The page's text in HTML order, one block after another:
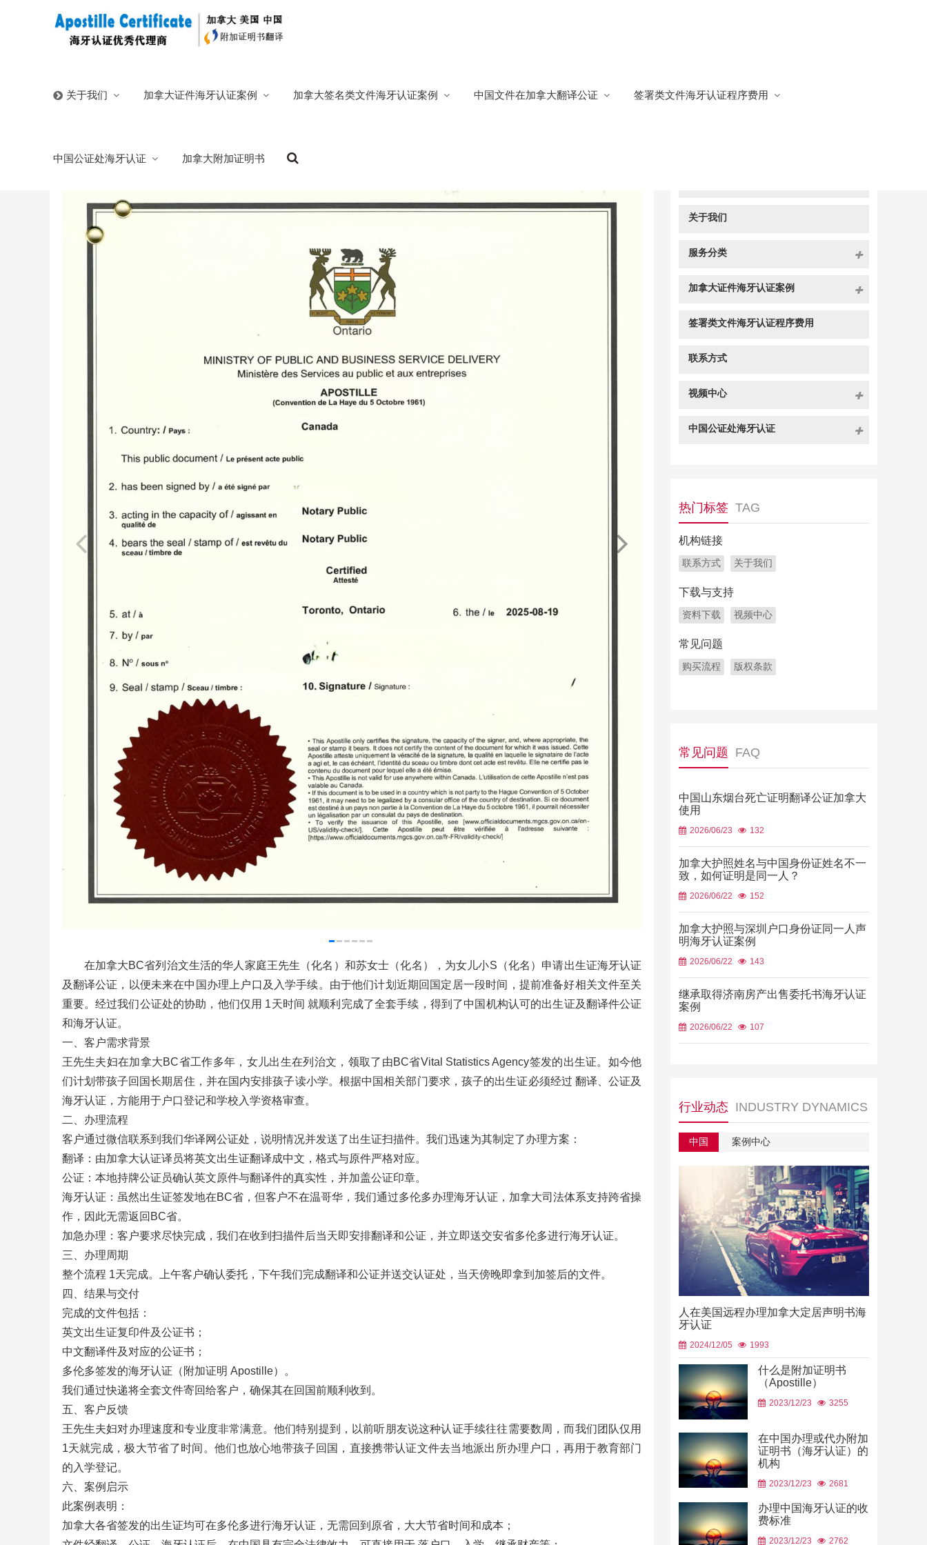
关于我们 加拿大证件海牙认证案例 加拿大签名类文件海牙认证案例 中国文件在加拿大翻译公证 签署类文件海牙认证程序费用
中国公证处海牙认证 加拿大附加证明书
2025/09/01 分类: 官方博客 650
在加拿大BC省列治文生活的华人家庭王先生（化名）和苏女士（化名），为女儿小S（化名）申请出生证海牙认证
及翻译公证，以便未来在中国办理上户口及入学手续。由于他们计划近期回国定居一段时间，提前准备好相关文件至关
重要。经过我们公证处的协助，他们仅用 1天时间 就顺利完成了全套手续，得到了中国机构认可的出生证及翻译件公证
和海牙认证。
一、客户需求背景
王先生夫妇在加拿大BC省工作多年，女儿出生在列治文，领取了由BC省Vital Statistics Agency签发的出生证。如今他
们计划带孩子回国长期居住，并在国内安排孩子读小学。根据中国相关部门要求，孩子的出生证必须经过 翻译、公证及
海牙认证，方能用于户口登记和学校入学资格审查。
二、办理流程
客户通过微信联系到我们华译网公证处，说明情况并发送了出生证扫描件。我们迅速为其制定了办理方案：
翻译：由加拿大认证译员将英文出生证翻译成中文，格式与原件严格对应。
公证：本地持牌公证员确认英文原件与翻译件的真实性，并加盖公证印章。
海牙认证：虽然出生证签发地在BC省，但客户不在温哥华，我们通过多伦多办理海牙认证，加拿大司法体系支持跨省操
作，因此无需返回BC省。
加急办理：客户要求尽快完成，我们在收到扫描件后当天即安排翻译和公证，并立即送交安省多伦多进行海牙认证。
三、办理周期
整个流程 1天完成。上午客户确认委托，下午我们完成翻译和公证并送交认证处，当天傍晚即拿到加签后的文件。
四、结果与交付
完成的文件包括：
英文出生证复印件及公证书；
中文翻译件及对应的公证书；
多伦多签发的海牙认证（附加证明 Apostille）。
我们通过快递将全套文件寄回给客户，确保其在回国前顺利收到。
五、客户反馈
王先生夫妇对办理速度和专业度非常满意。他们特别提到，以前听朋友说这种认证手续往往需要数周，而我们团队仅用
1天就完成，极大节省了时间。他们也放心地带孩子回国，直接携带认证文件去当地派出所办理户口，再用于教育部门
的入学登记。
六、案例启示
此案例表明：
加拿大各省签发的出生证均可在多伦多进行海牙认证，无需回到原省，大大节省时间和成本；
关于我们
服务分类
加拿大证件海牙认证案例
签署类文件海牙认证程序费用
联系方式
视频中心
中国公证处海牙认证
热门标签 TAG
机构链接
联系方式 关于我们
下载与支持
资料下载 视频中心
常见问题
购买流程 版权条款
常见问题 FAQ
中国山东烟台死亡证明翻译公证加拿大
使用
2026/06/23 132
加拿大护照姓名与中国身份证姓名不一
致，如何证明是同一人？
2026/06/22 152
加拿大护照与深圳户口身份证同一人声
明海牙认证案例
2026/06/22 143
继承取得济南房产出售委托书海牙认证
案例
2026/06/22 107
行业动态 INDUSTRY DYNAMICS
中国 案例中心
人在美国远程办理加拿大定居声明书海
牙认证
2024/12/05 1993
什么是附加证明书
（Apostille）
2023/12/23 3255
在中国办理或代办附加
证明书（海牙认证）的
机构
2023/12/23 2681
办理中国海牙认证的收
费标准
2023/12/23 2762